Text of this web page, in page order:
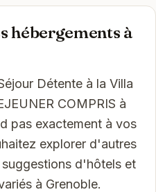
hébergements à
Détente à la Villa
COMPRIS à
pas exactement à vos
explorer d'autres
d'hôtels et
à Grenoble.